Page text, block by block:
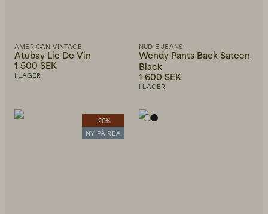
AMERICAN VINTAGE
Atubay Lie De Vin
1 500 SEK
I LAGER
NUDIE JEANS
Wendy Pants Back Sateen
Black
1 600 SEK
I LAGER
-20%
NY PÅ REA